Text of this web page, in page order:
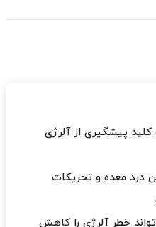
پیشگیری از آلرژی
درد معده و تحریکات
خطر آلرژی را کاهش